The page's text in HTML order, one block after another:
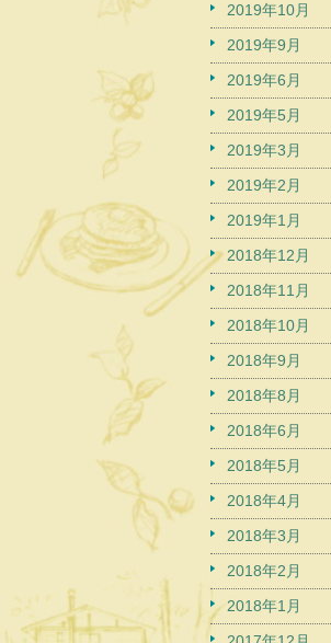
2019年10月
2019年9月
2019年6月
2019年5月
2019年3月
2019年2月
2019年1月
2018年12月
2018年11月
2018年10月
2018年9月
2018年8月
2018年6月
2018年5月
2018年4月
2018年3月
2018年2月
2018年1月